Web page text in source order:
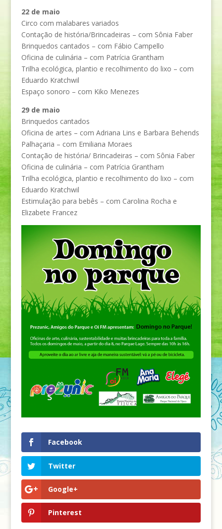
22 de maio
Circo com malabares variados
Contação de história/Brincadeiras – com Sônia Faber
Brinquedos cantados – com Fábio Campello
Oficina de culinária – com Patrícia Grantham
Trilha ecológica, plantio e recolhimento do lixo – com
Eduardo Kratchwil
Espaço sonoro – com Kiko Menezes
29 de maio
Brinquedos cantados
Oficina de artes – com Adriana Lins e Barbara Behends
Palhaçaria – com Emiliana Moraes
Contação de história/ Brincadeiras – com Sônia Faber
Oficina de culinária – com Patrícia Grantham
Trilha ecológica, plantio e recolhimento do lixo – com
Eduardo Kratchwil
Estimulação para bebês – com Carolina Rocha e
Elizabete Francez
Facebook
Twitter
Google+
Pinterest